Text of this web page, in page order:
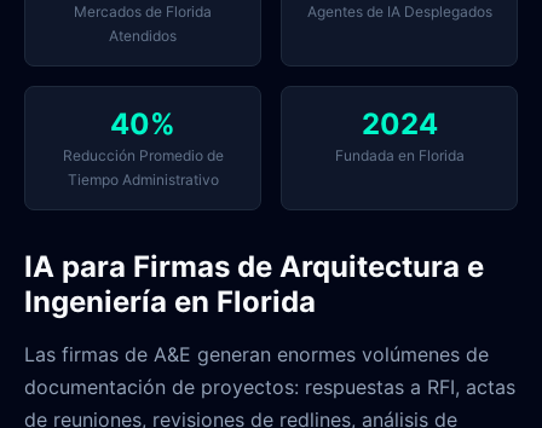
Mercados de Florida
Atendidos
Agentes de IA Desplegados
40%
Reducción Promedio de
Tiempo Administrativo
2024
Fundada en Florida
IA para Firmas de Arquitectura e
Ingeniería en Florida
Las firmas de A&E generan enormes volúmenes de
documentación de proyectos: respuestas a RFI, actas
de reuniones, revisiones de redlines, análisis de